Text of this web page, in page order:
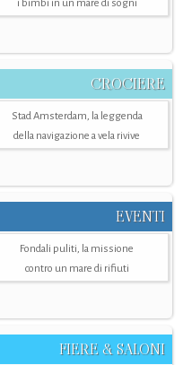
i bimbi in un mare di sogni
CROCIERE
Stad Amsterdam, la leggenda
della navigazione a vela rivive
EVENTI
Fondali puliti, la missione
contro un mare di rifiuti
FIERE & SALONI